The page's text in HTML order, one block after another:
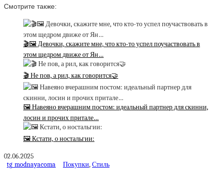
Смотрите также:
🎬🖼 Девочки, скажите мне, что кто-то успел поучаствовать в
этом щедром движе от Ян…
🎬 Не пов, а рил, как говорится🤝
🖼 Навеяно вчерашним постом: идеальный партнер для скинни,
лосин и прочих притале…
🖼 Кстати, о ностальгии:
02.06.2025
tg_modnayacoma
Покупки,Стиль